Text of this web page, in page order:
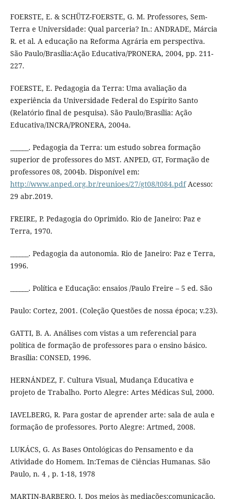
FOERSTE, E. & SCHÜTZ-FOERSTE, G. M. Professores, Sem-
Terra e Universidade: Qual parceria? In.: ANDRADE, Márcia
R. et al. A educação na Reforma Agrária em perspectiva.
São Paulo/Brasília:Ação Educativa/PRONERA, 2004, pp. 211-
227.
FOERSTE, E. Pedagogia da Terra: Uma avaliação da
experiência da Universidade Federal do Espírito Santo
(Relatório final de pesquisa). São Paulo/Brasília: Ação
Educativa/INCRA/PRONERA, 2004a.
______. Pedagogia da Terra: um estudo sobrea formação
superior de professores do MST. ANPED, GT, Formação de
professores 08, 2004b. Disponível em:
http://www.anped.org.br/reunioes/27/gt08/t084.pdfAcesso:
29 abr.2019.
FREIRE, P. Pedagogia do Oprimido. Rio de Janeiro: Paz e
Terra, 1970.
______. Pedagogia da autonomia. Rio de Janeiro: Paz e Terra,
1996.
______. Política e Educação: ensaios /Paulo Freire – 5 ed. São
Paulo: Cortez, 2001. (Coleção Questões de nossa época; v.23).
GATTI, B. A. Análises com vistas a um referencial para
política de formação de professores para o ensino básico.
Brasília: CONSED, 1996.
HERNÁNDEZ, F. Cultura Visual, Mudança Educativa e
projeto de Trabalho. Porto Alegre: Artes Médicas Sul, 2000.
IAVELBERG, R. Para gostar de aprender arte: sala de aula e
formação de professores. Porto Alegre: Artmed, 2008.
LUKÁCS, G. As Bases Ontológicas do Pensamento e da
Atividade do Homem. In:Temas de Ciências Humanas. São
Paulo, n. 4 , p. 1-18, 1978
MARTIN-BARBERO, J. Dos meios às mediações:comunicação,